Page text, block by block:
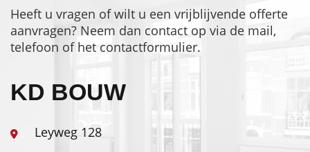
Heeft u vragen of wilt u een vrijblijvende offerte
aanvragen? Neem dan contact op via de mail,
telefoon of het contactformulier.
KD BOUW
Leyweg 128